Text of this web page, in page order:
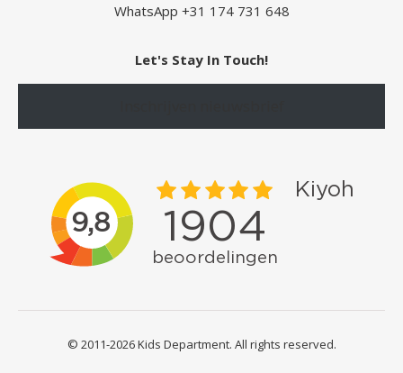
WhatsApp +31 174 731 648
Let's Stay In Touch!
© 2011-2026 Kids Department. All rights reserved.